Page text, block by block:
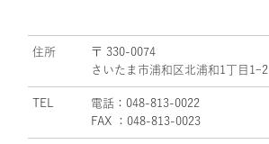
住所
〒 330-0074
さいたま市浦和区北浦和1丁目1ｰ2
TEL
電話：048-813-0022
FAX ：048-813-0023